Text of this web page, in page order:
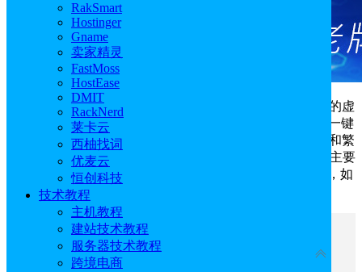
RakSmart
Hostinger
Gname
卖家精灵
FastMoss
HostEase
DMIT
RackNerd
莱卡云
西柚找词
优麦云
恒创科技
技术教程
主机教程
建站技术教程
服务器技术教程
跨境电商
是一个开源的容器化平台，基于操作系统层级的虚
拟化技术，将软件与其依赖项打包为容器。借助VPS主机一键
安装Docker，可快速搭建标准化容器环境，省去手动配置和繁
琐的步骤，能够有效降低部署难度、提升运维效率。本文主要
为大家汇总推荐了支持一键安装Docker的VPS主机提供商，如
Hostinger、BlueHost、Vultr等，下面就一起来了解一下。
文章目录